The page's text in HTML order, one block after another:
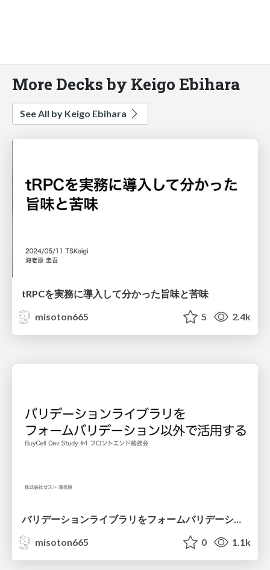
More Decks by Keigo Ebihara
See All by Keigo Ebihara
tRPCを実務に導入して分かった旨味と苦味
misoton665
5 2.4k
misoton665
0 1.1k